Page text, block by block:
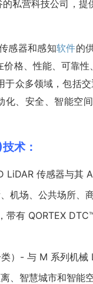
私营科技公司，
感器和感知软件的
格、性能、可靠
众多领域，包括
化、安全、智能
术：
传感器与其
机场、公共场所、
带有 QORTEX
）- 与 M 系列机
、智慧城市和智能空